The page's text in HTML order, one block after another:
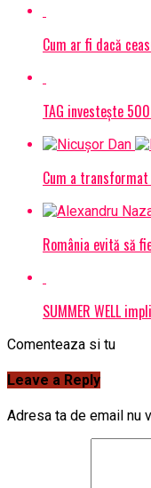
Cum ar fi dacă
TAG investește
Cum a
România evită să
SUMMER WELL
Comenteaza si tu
Leave a Reply
Adresa ta de email nu